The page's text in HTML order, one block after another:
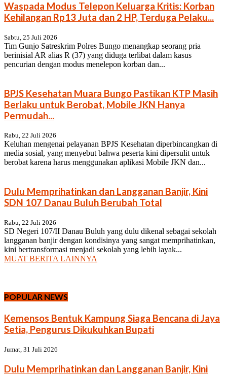
Waspada Modus Telepon Keluarga Kritis: Korban
Kehilangan Rp13 Juta dan 2 HP, Terduga Pelaku...
Sabtu, 25 Juli 2026
Tim Gunjo Satreskrim Polres Bungo menangkap seorang pria
berinisial AR alias R (37) yang diduga terlibat dalam kasus
pencurian dengan modus menelepon korban dan...
BPJS Kesehatan Muara Bungo Pastikan KTP Masih
Berlaku untuk Berobat, Mobile JKN Hanya
Permudah...
Rabu, 22 Juli 2026
Keluhan mengenai pelayanan BPJS Kesehatan diperbincangkan di
media sosial, yang menyebut bahwa peserta kini dipersulit untuk
berobat karena harus menggunakan aplikasi Mobile JKN dan...
Dulu Memprihatinkan dan Langganan Banjir, Kini
SDN 107 Danau Buluh Berubah Total
Rabu, 22 Juli 2026
SD Negeri 107/II Danau Buluh yang dulu dikenal sebagai sekolah
langganan banjir dengan kondisinya yang sangat memprihatinkan,
kini bertransformasi menjadi sekolah yang lebih layak...
MUAT BERITA LAINNYA
POPULAR NEWS
Kemensos Bentuk Kampung Siaga Bencana di Jaya
Setia, Pengurus Dikukuhkan Bupati
Jumat, 31 Juli 2026
Dulu Memprihatinkan dan Langganan Banjir, Kini